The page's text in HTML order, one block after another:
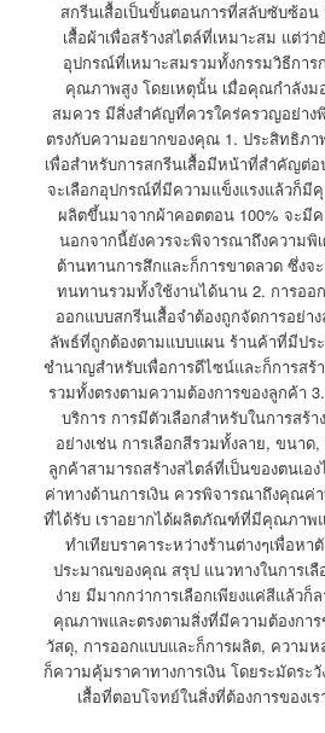
สกรีนเสื้อเป็นขั้นตอนการที่สลับซับซ้อน
เสื้อผ้าเพื่อสร้างสไตล์ที่เหมาะสม แต่ว่า
อุปกรณ์ที่เหมาะสมรวมทั้งกรรมวิธีกา
คุณภาพสูง โดยเหตุนั้น เมื่อคุณกำลังม
สมควร มีสิ่งสำคัญที่ควรใคร่ครวญอย่าง
ตรงกับความอยากของคุณ 1. ประสิทธิภ
เพื่อสำหรับการสกรีนเสื้อมีหน้าที่สำคัญต่
จะเลือกอุปกรณ์ที่มีความแข็งแรงแล้วก็มี
ผลิตขึ้นมาจากผ้าคอตตอน 100% จะมี
นอกจากนี้ยังควรจะพิจารณาถึงความพิ
ต้านทานการสึกและก็การขาดลวด ซึ่งจ
ทนทานรวมทั้งใช้งานได้นาน 2. การออ
ออกแบบสกรีนเสื้อจำต้องถูกจัดการอย่าง
ลัพธ์ที่ถูกต้องตามแบบแผน ร้านค้าที่มีป
ชำนาญสำหรับเพื่อการดีไซน์และก็การส
รวมทั้งตรงตามความต้องการของลูกค้า
บริการ การมีตัวเลือกสำหรับในการสร้
อย่างเช่น การเลือกสีรวมทั้งลาย, ขนาด
ลูกค้าสามารถสร้างสไตล์ที่เป็นของตนเอ
ค่าทางด้านการเงิน ควรพิจารณาถึงคุณค่
ที่ได้รับ เราอยากได้ผลิตภัณฑ์ที่มีคุณภาพ
ทำเทียบราคาระหว่างร้านต่างๆเพื่อหา
ประมาณของคุณ สรุป แนวทางในการเลื
ง่าย มีมากกว่าการเลือกเพียงแค่สีแล้วก็
คุณภาพและตรงตามสิ่งที่มีความต้องกา
วัสดุ, การออกแบบและก็การผลิต, ความ
ก็ความคุ้มราคาทางการเงิน โดยระมัดระ
เสื้อที่ตอบโจทย์ในสิ่งที่ต้องการของเ